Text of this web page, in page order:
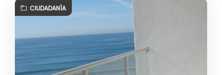
CIUDADANÍA